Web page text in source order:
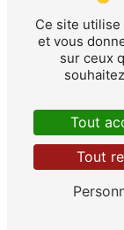
** Les
aux fins de
informatisé.
dans le seul
collectées
suivants: AGC
contact@agc-
rectification,
d’opposition,
du droit
contrôle, ainsi
mortem. Vous
l'adresse 194
courrier
justificatif
conservons
puis pendant
et de gestion
Ce site
et vous
sur ceux
Tout
Tout